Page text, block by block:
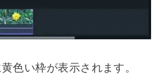
色い枠が表示されます。